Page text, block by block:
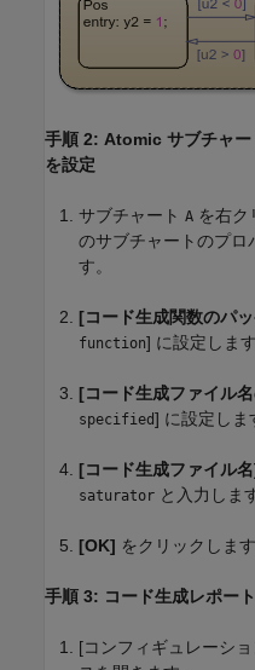
手順 2: Atomic サブチャー
を設定
サブチャート A を右ク
のサブチャートのプロ
す。
[コード生成関数のパ
function] に設定します
[コード生成ファイル
specified] に設定しま
[コード生成ファイル
saturator と入力しま
[OK] をクリックします
手順 3: コード生成レポー
[コンフィギュレーシ